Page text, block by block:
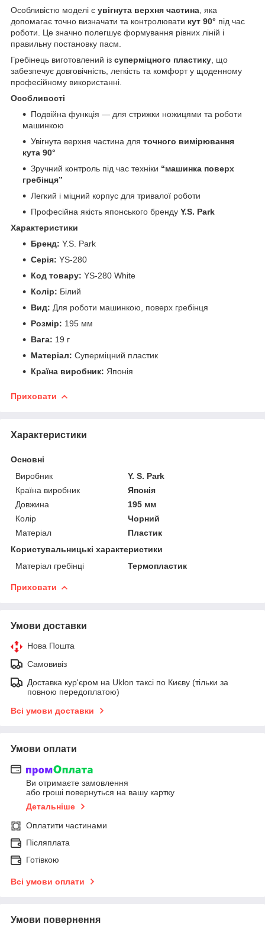
Особливістю моделі є увігнута верхня частина , яка
допомагає точно визначати та контролювати кут 90° під час
роботи. Це значно полегшує формування рівних ліній і
правильну постановку пасм.
Гребінець виготовлений із суперміцного пластику , що
забезпечує довговічність, легкість та комфорт у щоденному
професійному використанні.
Особливості
Подвійна функція — для стрижки ножицями та роботи
машинкою
Увігнута верхня частина для точного вимірювання
кута 90°
Зручний контроль під час техніки “машинка поверх
гребінця”
Легкий і міцний корпус для тривалої роботи
Професійна якість японського бренду Y.S. Park
Характеристики
Бренд: Y.S. Park
Серія: YS-280
Код товару: YS-280 White
Колір: Білий
Вид: Для роботи машинкою, поверх гребінця
Розмір: 195 мм
Вага: 19 г
Матеріал: Суперміцний пластик
Країна виробник: Японія
Приховати
Характеристики
Основні
Виробник
Y. S. Park
Країна виробник
Японія
Довжина
195 мм
Колір
Чорний
Матеріал
Пластик
Користувальницькі характеристики
Матеріал гребінці
Термопластик
Приховати
Умови доставки
Нова Пошта
Самовивіз
Доставка кур'єром на Uklon таксі по Києву (тільки за
повною передоплатою)
Всі умови доставки
Умови оплати
Ви отримаєте замовлення
або гроші повернуться на вашу картку
Детальніше
Оплатити частинами
Післяплата
Готівкою
Всі умови оплати
Умови повернення